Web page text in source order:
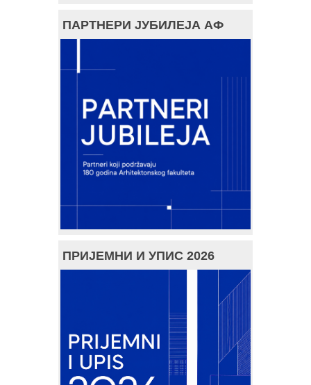
ПАРТНЕРИ ЈУБИЛЕЈА АФ
ПРИЈЕМНИ И УПИС 2026